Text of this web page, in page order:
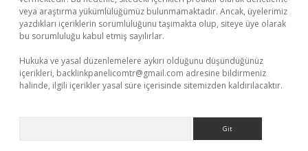
veya araştırma yükümlülüğümüz bulunmamaktadır. Ancak, üyelerimiz
yazdıkları içeriklerin sorumluluğunu taşımakta olup, siteye üye olarak
bu sorumluluğu kabul etmiş sayılırlar.
Hukuka ve yasal düzenlemelere aykırı olduğunu düşündüğünüz
içerikleri, backlinkpanelicomtr@gmail.com adresine bildirmeniz
halinde, ilgili içerikler yasal süre içerisinde sitemizden kaldırılacaktır.